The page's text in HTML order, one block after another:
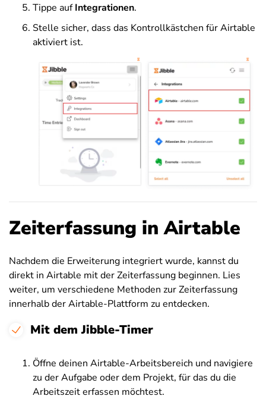
Tippe aufIntegrationen.
Stelle sicher, dass das Kontrollkästchen für Airtable
aktiviert ist.
Zeiterfassung in Airtable
Nachdem die Erweiterung integriert wurde, kannst du
direkt in Airtable mit der Zeiterfassung beginnen. Lies
weiter, um verschiedene Methoden zur Zeiterfassung
innerhalb der Airtable-Plattform zu entdecken.
Mit dem Jibble-Timer
Öffne deinen Airtable-Arbeitsbereich und navigiere
zu der Aufgabe oder dem Projekt, für das du die
Arbeitszeit erfassen möchtest.